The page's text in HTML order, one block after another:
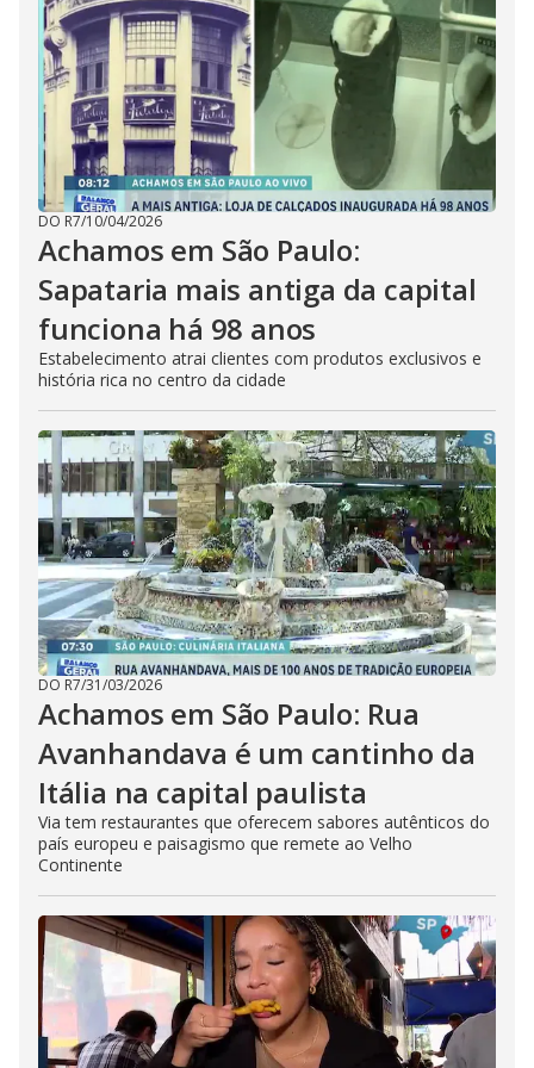
DO R7/10/04/2026
Achamos em São Paulo:
Sapataria mais antiga da capital
funciona há 98 anos
Estabelecimento atrai clientes com produtos exclusivos e
história rica no centro da cidade
DO R7/31/03/2026
Achamos em São Paulo: Rua
Avanhandava é um cantinho da
Itália na capital paulista
Via tem restaurantes que oferecem sabores autênticos do
país europeu e paisagismo que remete ao Velho
Continente